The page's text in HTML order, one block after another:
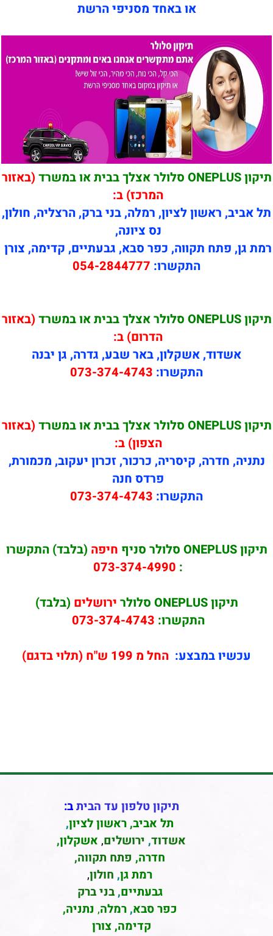
או באחד מסניפי הרשת
תיקון ONEPLUS סלולר אצלך בבית או במשרד
(באזור
המרכז) ב:
תל אביב, ראשון לציון, רמלה, בני ברק, הרצליה, חולון,
נס ציונה,
רמת גן, פתח תקווה, כפר סבא, גבעתיים, קדימה, צורן
התקשרו: 054-2844777
תיקון ONEPLUS סלולר אצלך בבית או במשרד
(באזור
הדרום) ב:
אשדוד, אשקלון, באר שבע, גדרה, גן יבנה
התקשרו: 073-374-4743
תיקון ONEPLUS סלולר אצלך בבית או במשרד
(באזור
הצפון) ב:
נתניה, חדרה, קיסריה, כרכור, זכרון יעקוב, מכמורת,
פרדס חנה
התקשרו: 073-374-4743
תיקון ONEPLUS סלולר סניף חיפה (בלבד) התקשרו
:
073-374-4990
תיקון ONEPLUS סלולר
ירושלים (בלבד)
התקשרו: 073-374-4743
עכשיו במבצע: החל מ 199 ש"ח (תלוי בדגם)
תיקון טלפון עד הביתב:
תל אביב, ראשון לציון,
אשדוד, ירושלים, אשקלון,
חדרה, פתח תקווה,
רמת גן, חולון,
גבעתיים,בני ברק
כפר סבא,רמלה, נתניה,
קדימה, צורן